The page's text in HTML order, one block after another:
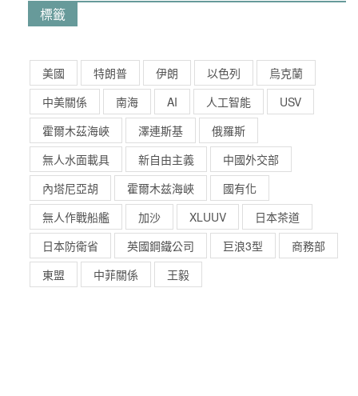
標籤
美國 特朗普 伊朗 以色列
烏克蘭
中美關係
南海 AI 人工智能
USV
霍爾木茲海峽
澤連斯基
俄羅斯
無人水面載具
新自由主義
中國外交部
內塔尼亞胡
霍爾木兹海峽
國有化
無人作戰船艦
加沙 XLUUV
日本茶道
日本防衛省
英國鋼鐵公司 巨浪3型
商務部
東盟
中菲關係 王毅